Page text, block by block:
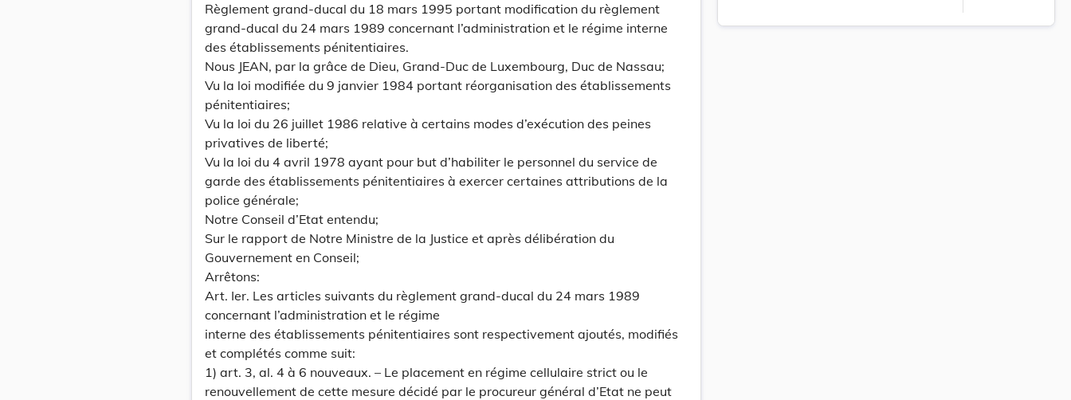
Règlement grand-ducal du 18 mars 1995 portant modification du règlement
grand-ducal du 24 mars 1989 concernant l’administration et le régime interne
des établissements pénitentiaires.
Nous JEAN, par la grâce de Dieu, Grand-Duc de Luxembourg, Duc de Nassau;
Vu la loi modifiée du 9 janvier 1984 portant réorganisation des établissements
pénitentiaires;
Vu la loi du 26 juillet 1986 relative à certains modes d’exécution des peines
privatives de liberté;
Vu la loi du 4 avril 1978 ayant pour but d’habiliter le personnel du service de
garde des établissements pénitentiaires à exercer certaines attributions de la
police générale;
Notre Conseil d’Etat entendu;
Sur le rapport de Notre Ministre de la Justice et après délibération du
Gouvernement en Conseil;
Arrêtons:
Art. Ier. Les articles suivants du règlement grand-ducal du 24 mars 1989
concernant l’administration et le régime
interne des établissements pénitentiaires sont respectivement ajoutés, modifiés
et complétés comme suit:
1) art. 3, al. 4 à 6 nouveaux. – Le placement en régime cellulaire strict ou le
renouvellement de cette mesure décidé par le procureur général d’Etat ne peut